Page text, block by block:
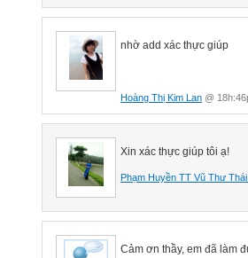
nhờ add xác thực giúp
Hoàng Thị Kim Lan @
Xin xác thực giúp tôi ạ!
Phạm Huyền TT Vũ Thư
Cảm ơn thầy, em đã làm